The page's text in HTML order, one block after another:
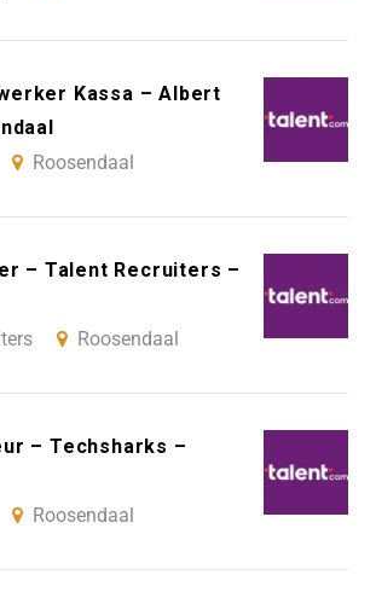
Kassa – Albert
Roosendaal
– Talent Recruiters –
Roosendaal
– Techsharks –
Roosendaal